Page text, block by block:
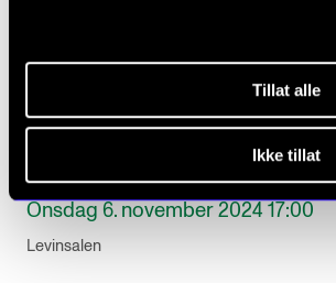
Tillat alle
Ikke tillat
Onsdag 6. november 2024 17:00
Levinsalen